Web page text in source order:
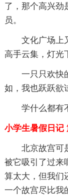
了，那个高兴劲
员。
文化广场
高手云集，灯光
一只只欢快
如，我也跃跃
学什么都有
小学生暑假日记
北京故宫可
被它吸引了过来
算太大，但我们
一个故宫尽比我